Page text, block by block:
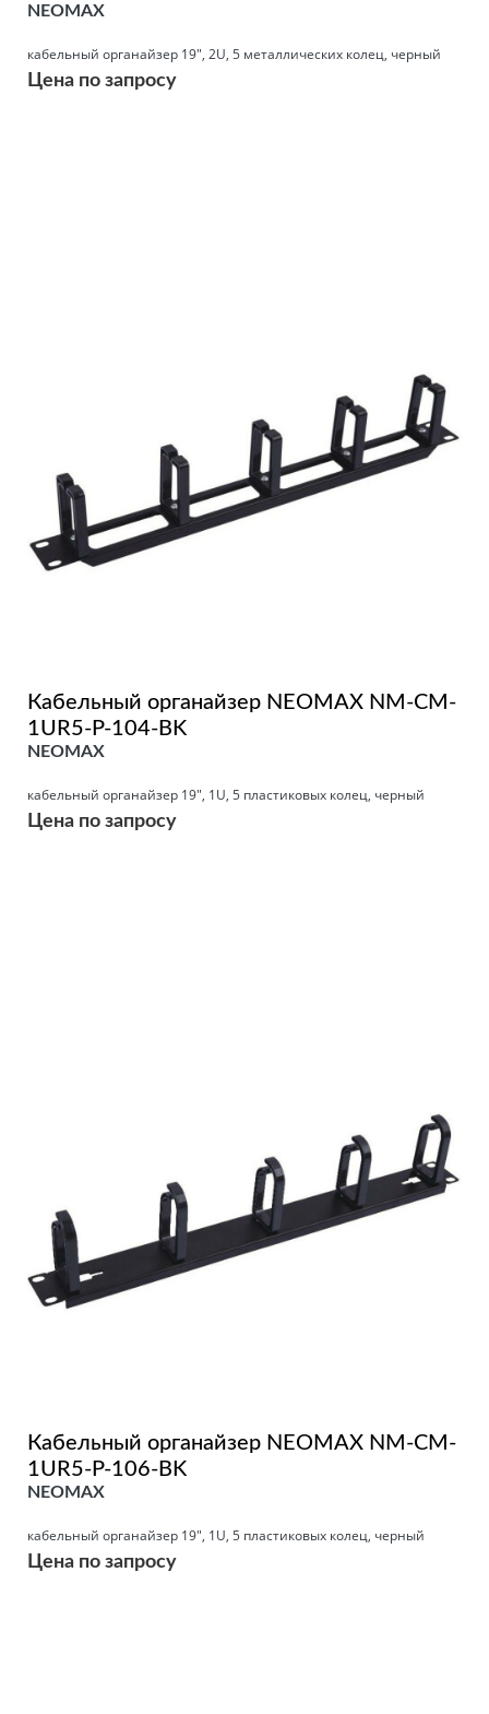
NEOMAX
кабельный органайзер 19", 2U, 5 металлических колец, черный
Цена по запросу
Кабельный органайзер NEOMAX NM-CM-
1UR5-P-104-BK
NEOMAX
кабельный органайзер 19", 1U, 5 пластиковых колец, черный
Цена по запросу
Кабельный органайзер NEOMAX NM-CM-
1UR5-P-106-BK
NEOMAX
кабельный органайзер 19", 1U, 5 пластиковых колец, черный
Цена по запросу